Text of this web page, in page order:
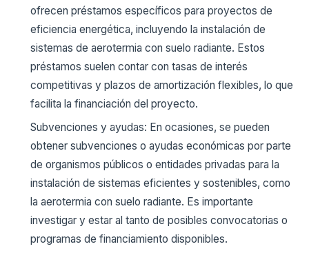
ofrecen préstamos específicos para proyectos de
eficiencia energética, incluyendo la instalación de
sistemas de aerotermia con suelo radiante. Estos
préstamos suelen contar con tasas de interés
competitivas y plazos de amortización flexibles, lo que
facilita la financiación del proyecto.
Subvenciones y ayudas: En ocasiones, se pueden
obtener subvenciones o ayudas económicas por parte
de organismos públicos o entidades privadas para la
instalación de sistemas eficientes y sostenibles, como
la aerotermia con suelo radiante. Es importante
investigar y estar al tanto de posibles convocatorias o
programas de financiamiento disponibles.